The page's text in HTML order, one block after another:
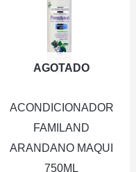
AGOTADO
ACONDICIONADOR
FAMILAND
ARANDANO MAQUI
750ML